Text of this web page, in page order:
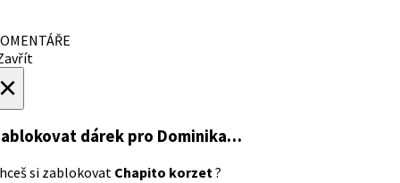
dárek pro Dominika…
si zablokovat Chapito korzet?